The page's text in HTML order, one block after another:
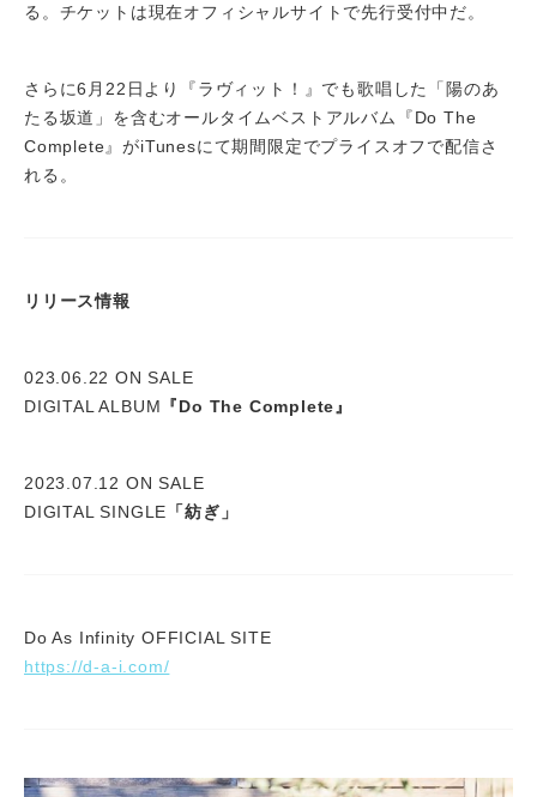
る。チケットは現在オフィシャルサイトで先行受付中だ。
さらに6月22日より『ラヴィット！』でも歌唱した「陽のあ
たる坂道」を含むオールタイムベストアルバム『Do The
Complete』がiTunesにて期間限定でプライスオフで配信さ
れる。
リリース情報
023.06.22 ON SALE
DIGITAL ALBUM 『Do The Complete』
2023.07.12 ON SALE
DIGITAL SINGLE 「紡ぎ」
Do As Infinity OFFICIAL SITE
https://d-a-i.com/